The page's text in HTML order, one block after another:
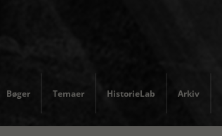
Bøger Temaer HistorieLab Arkiv